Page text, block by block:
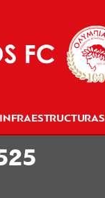
INFRAESTRUCTURAS